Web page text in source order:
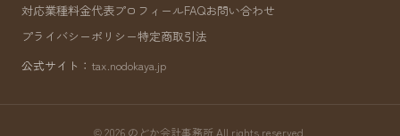
対応業種料金代表プロフィールFAQお問い合わせ
プライバシーポリシー特定商取引法
公式サイト： tax.nodokaya.jp
© 2026 のどか会計事務所 All rights reserved.